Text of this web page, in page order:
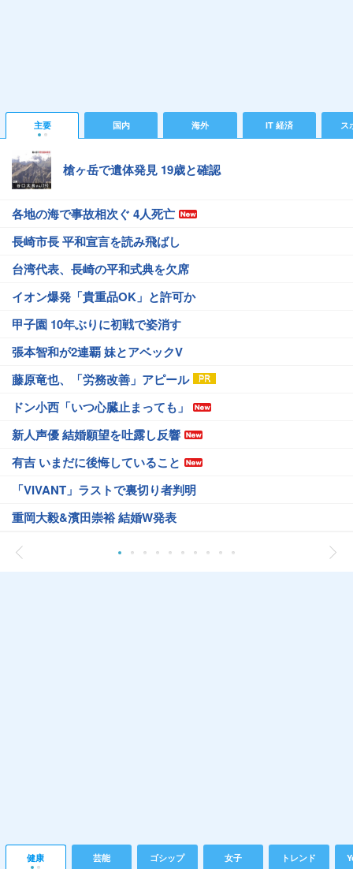
主要 国内 海外 IT 経済 ス
槍ヶ岳で遺体発見 19歳と確認
各地の海で事故相次ぐ 4人死亡
長崎市長 平和宣言を読み飛ばし
台湾代表、長崎の平和式典を欠席
イオン爆発「貴重品OK」と許可か
甲子園 10年ぶりに初戦で姿消す
張本智和が2連覇 妹とアベックV
藤原竜也、「労務改善」アピール
ドン小西「いつ心臓止まっても」
新人声優 結婚願望を吐露し反響
有吉 いまだに後悔していること
「VIVANT」ラストで裏切り者判明
重岡大毅&濱田崇裕 結婚W発表
健康 芸能 ゴシップ 女子 トレンド